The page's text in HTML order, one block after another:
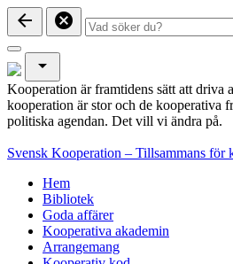
arrow_back cancel
arrow_drop_down
Kooperation är framtidens sätt att driva
kooperation är stor och de kooperativa
politiska agendan. Det vill vi ändra på.
Svensk Kooperation – Tillsammans för
Hem
Bibliotek
Goda affärer
Kooperativa akademin
Arrangemang